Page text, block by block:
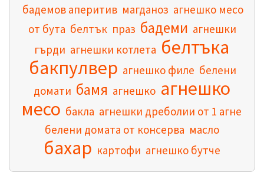
бадемов аперитив магданоз агнешко месо
от бута белтък праз бадеми агнешки
гърди агнешки котлета белтъка
бакпулвер агнешко филе белени
домати бамя агнешко агнешко
месо бакла агнешки дреболии от 1 агне
белени домата от консерва масло
бахар картофи агнешко бутче